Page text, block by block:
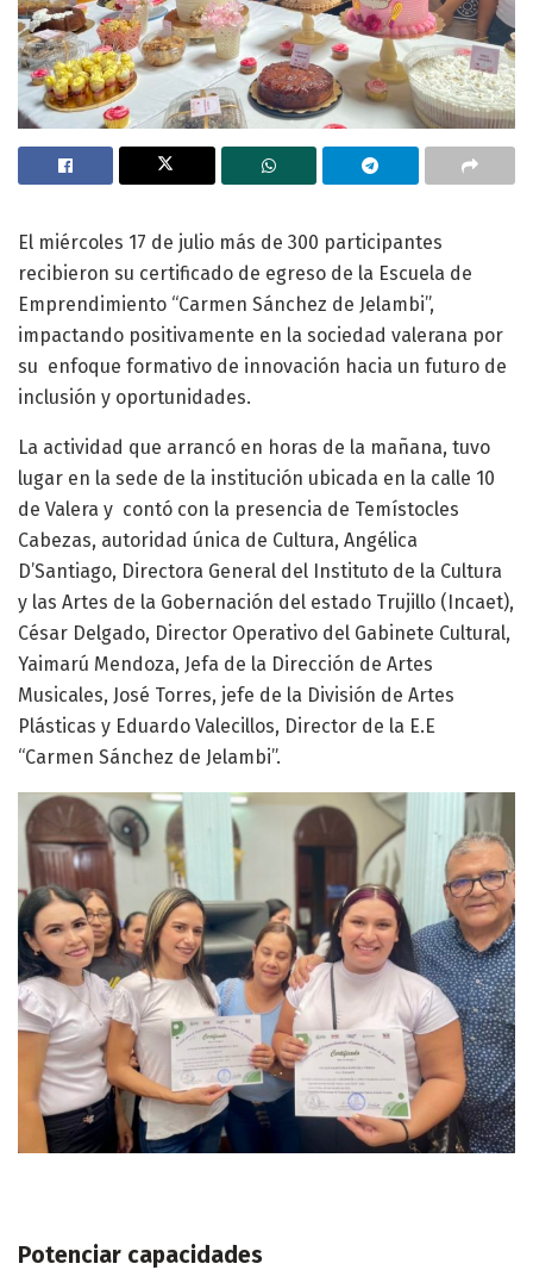
El miércoles 17 de julio más de 300 participantes
recibieron su certificado de egreso de la Escuela de
Emprendimiento “Carmen Sánchez de Jelambi”,
impactando positivamente en la sociedad valerana por
su enfoque formativo de innovación hacia un futuro de
inclusión y oportunidades.
La actividad que arrancó en horas de la mañana, tuvo
lugar en la sede de la institución ubicada en la calle 10
de Valera y contó con la presencia de Temístocles
Cabezas, autoridad única de Cultura, Angélica
D’Santiago, Directora General del Instituto de la Cultura
y las Artes de la Gobernación del estado Trujillo (Incaet),
César Delgado, Director Operativo del Gabinete Cultural,
Yaimarú Mendoza, Jefa de la Dirección de Artes
Musicales, José Torres, jefe de la División de Artes
Plásticas y Eduardo Valecillos, Director de la E.E
“Carmen Sánchez de Jelambi”.
Potenciar capacidades